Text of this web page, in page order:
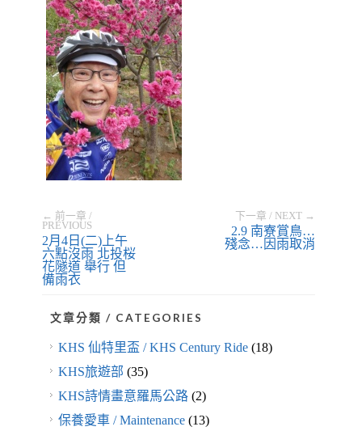
← 前一章 /
PREVIOUS
2月4日(二)上午
六點沒雨 北投桜
花隧道 舉行 但
備雨衣
下一章 / NEXT →
2.9 南寮賞鳥…
殘念…因雨取消
文章分類 / CATEGORIES
KHS 仙特里盃 / KHS Century Ride(18)
KHS旅遊部 (35)
KHS詩情畫意羅馬公路(2)
保養愛車 / Maintenance(13)